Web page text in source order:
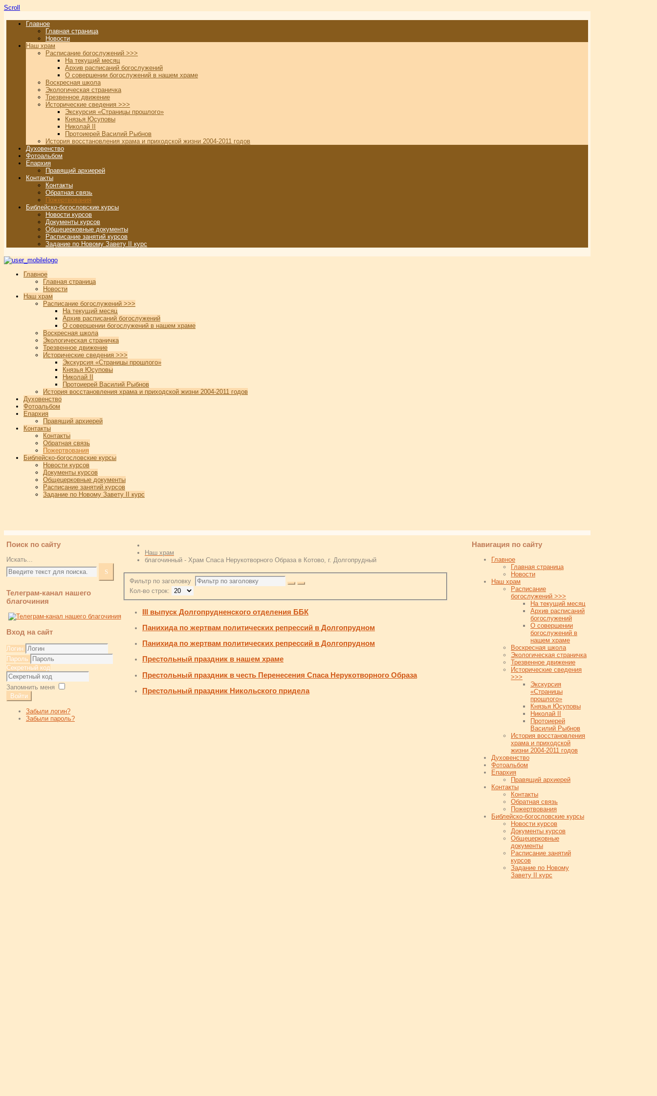
Scroll
Главное
Главная страница
Новости
Наш храм
Расписание богослужений >>>
На текущий месяц
Архив расписаний богослужений
О совершении богослужений в нашем храме
Воскресная школа
Экологическая страничка
Трезвенное движение
Исторические сведения >>>
Экскурсия «Страницы прошлого»
Князья Юсуповы
Николай II
Протоиерей Василий Рыбнов
История восстановления храма и приходской жизни 2004-2011 годов
Духовенство
Фотоальбом
Епархия
Правящий архиерей
Контакты
Контакты
Обратная связь
Пожертвования
Библейско-богословские курсы
Новости курсов
Документы курсов
Общецерковные документы
Расписание занятий курсов
Задание по Новому Завету II курс
Главное
Главная страница
Новости
Наш храм
Расписание богослужений >>>
На текущий месяц
Архив расписаний богослужений
О совершении богослужений в нашем храме
Воскресная школа
Экологическая страничка
Трезвенное движение
Исторические сведения >>>
Экскурсия «Страницы прошлого»
Князья Юсуповы
Николай II
Протоиерей Василий Рыбнов
История восстановления храма и приходской жизни 2004-2011 годов
Духовенство
Фотоальбом
Епархия
Правящий архиерей
Контакты
Контакты
Обратная связь
Пожертвования
Библейско-богословские курсы
Новости курсов
Документы курсов
Общецерковные документы
Расписание занятий курсов
Задание по Новому Завету II курс
Поиск по сайту
Искать...
Телеграм-канал нашего
благочиния
Вход на сайт
Логин
Пароль
Секретный код
Запомнить меня
Войти
Забыли логин?
Забыли пароль?
Навигация по сайту
Главное
Главная страница
Новости
Наш храм
Расписание
богослужений >>>
На текущий месяц
Архив расписаний
богослужений
О совершении
богослужений в
нашем храме
Воскресная школа
Экологическая страничка
Трезвенное движение
Исторические сведения
>>>
Экскурсия
«Страницы
прошлого»
Князья Юсуповы
Николай II
Протоиерей
Василий Рыбнов
История восстановления
храма и приходской
жизни 2004-2011 годов
Духовенство
Фотоальбом
Епархия
Правящий архиерей
Контакты
Контакты
Обратная связь
Пожертвования
Библейско-богословские курсы
Новости курсов
Документы курсов
Общецерковные
документы
Расписание занятий
курсов
Задание по Новому
Завету II курс
Наш храм
благочинный - Храм Спаса Нерукотворного Образа в Котово, г. Долгопрудный
Фильтр по заголовку
Кол-во строк:
III выпуск Долгопрудненского отделения ББК
Панихида по жертвам политических репрессий в Долгопрудном
Панихида по жертвам политических репрессий в Долгопрудном
Престольный праздник в нашем храме
Престольный праздник в честь Перенесения Спаса Нерукотворного Образа
Престольный праздник Никольского придела